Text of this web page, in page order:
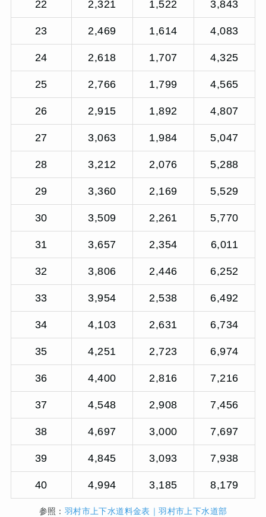
22 2,321 1,522 3,843
23 2,469 1,614 4,083
24 2,618 1,707 4,325
25 2,766 1,799 4,565
26 2,915 1,892 4,807
27 3,063 1,984 5,047
28 3,212 2,076 5,288
29 3,360 2,169 5,529
30 3,509 2,261 5,770
31 3,657 2,354 6,011
32 3,806 2,446 6,252
33 3,954 2,538 6,492
34 4,103 2,631 6,734
35 4,251 2,723 6,974
36 4,400 2,816 7,216
37 4,548 2,908 7,456
38 4,697 3,000 7,697
39 4,845 3,093 7,938
40 4,994 3,185 8,179
参照： 羽村市上下水道料金表｜羽村市上下水道部